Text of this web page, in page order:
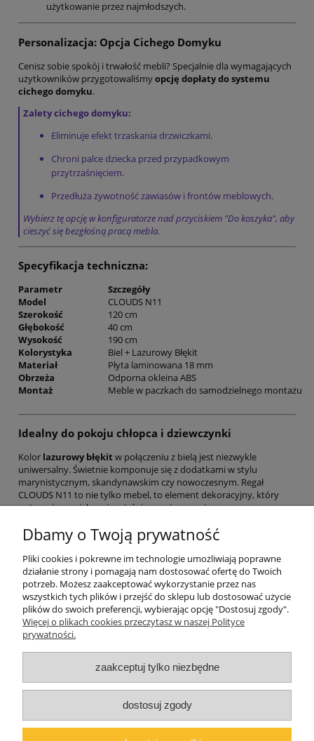
użytkowanie przez najmłodszych.
Personalizacja: Opcja Cichego Domyku
Cenisz sobie spokój i trwałość mebli? Specjalnie dla wymagających
użytkowników przygotowaliśmyopcję dopłaty do systemu
cichego domyku.
Zalety cichego domyku:
Eliminuje efekt trzaskania drzwiczkami.
Chroni palce dziecka przed przypadkowym
przytrzaśnięciem.
Przedłuża żywotność zawiasów i frontów meblowych.
Wybierz tę opcję w konfiguratorze nad przyciskiem "Do koszyka", aby
cieszyć się bezgłośną pracą mebla.
Specyfikacja techniczna:
Parametr
Szczegóły
Model
CLOUDS N11
Szerokość
120 cm
Głębokość
40 cm
Wysokość
190 cm
Kolorystyka
Biel + Lazurowy Błękit
Materiał
Płyta laminowana 18 mm
Obrzeża
Odporna okleina ABS
Montaż
Meble w paczkach do samodzielnego montażu
Idealny do pokoju chłopca i dziewczynki
Kolor lazurowy błękit w połączeniu z bielą jest niezwykle
uniwersalny. Świetnie komponuje się z dodatkami w stylu
marynistycznym, skandynawskim czy nowoczesnym. Regał
CLOUDS N11 to nie tylko mebel, to element dekoracyjny, który
optycznie powiększa i rozjaśnia pomieszczenie.
Zamów już dziś i uporządkuj królestwo Twojego dziecka z
kolekcją CLOUDS!
Sprawdź pełną ofertę na almer-meble.pl
Pomoc
Moje konto
O firmie
Polski producent mebli ALMER MEBLE | Okrajszów 20, 97-500
Radomsko, woj. łódzkie | NIP: 7722212376 | E-
Dbamy o Twoją prywatność
Pliki cookies i pokrewne im technologie umożliwiają poprawne
działanie strony i pomagają nam dostosować ofertę do Twoich
potrzeb. Możesz zaakceptować wykorzystanie przez nas
wszystkich tych plików i przejść do sklepu lub dostosować użycie
plików do swoich preferencji, wybierając opcję "Dostosuj zgody".
Więcej o plikach cookies przeczytasz w naszej Polityce
prywatności.
zaakceptuj tylko niezbędne
dostosuj zgody